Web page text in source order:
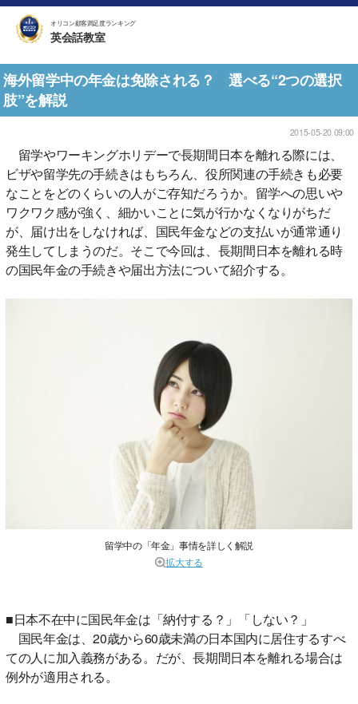
オリコン顧客満足度ランキング
英会話教室
海外留学中の年金は免除される？ 選べる“2つの選択
肢”を解説
2015-05-20 09:00
留学やワーキングホリデーで長期間日本を離れる際には、
ビザや留学先の手続きはもちろん、役所関連の手続きも必要
なことをどのくらいの人がご存知だろうか。留学への思いや
ワクワク感が強く、細かいことに気が行かなくなりがちだ
が、届け出をしなければ、国民年金などの支払いが通常通り
発生してしまうのだ。そこで今回は、長期間日本を離れる時
の国民年金の手続きや届出方法について紹介する。
留学中の「年金」事情を詳しく解説
拡大する
■日本不在中に国民年金は「納付する？」「しない？」
国民年金は、20歳から60歳未満の日本国内に居住するすべ
ての人に加入義務がある。だが、長期間日本を離れる場合は
例外が適用される。